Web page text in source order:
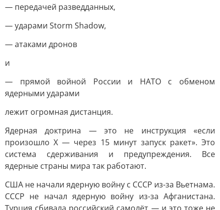
— передачей разведданных,
— ударами Storm Shadow,
— атаками дронов
и
— прямой войной России и НАТО с обменом
ядерными ударами
лежит огромная дистанция.
Ядерная доктрина — это не инструкция «если
произошло X — через 15 минут запуск ракет». Это
система сдерживания и предупреждения. Все
ядерные страны мира так работают.
США не начали ядерную войну с СССР из-за Вьетнама.
СССР не начал ядерную войну из-за Афганистана.